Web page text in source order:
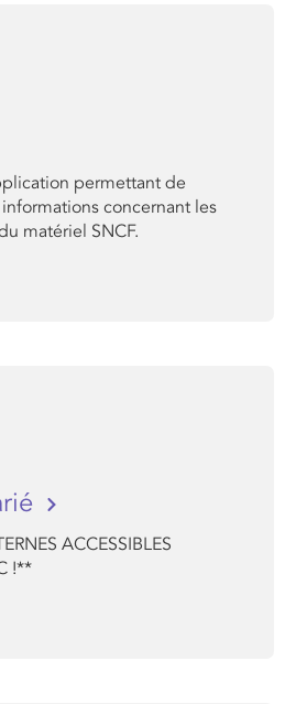
permettant de
concernant les
matériel SNCF.
ACCESSIBLES
!**